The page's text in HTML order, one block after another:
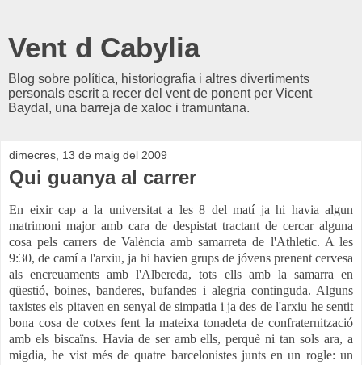
Vent d Cabylia
Blog sobre política, historiografia i altres divertiments
personals escrit a recer del vent de ponent per Vicent
Baydal, una barreja de xaloc i tramuntana.
dimecres, 13 de maig del 2009
Qui guanya al carrer
En eixir cap a la universitat a les 8 del matí ja hi havia algun
matrimoni major amb cara de despistat tractant de cercar alguna
cosa pels carrers de València amb samarreta de l'Athletic. A les
9:30, de camí a l'arxiu, ja hi havien grups de jóvens prenent cervesa
als encreuaments amb l'Albereda, tots ells amb la samarra en
qüestió, boines, banderes, bufandes i alegria continguda. Alguns
taxistes els pitaven en senyal de simpatia i ja des de l'arxiu he sentit
bona cosa de cotxes fent la mateixa tonadeta de confraternització
amb els biscaïns. Havia de ser amb ells, perquè ni tan sols ara, a
migdia, he vist més de quatre barcelonistes junts en un rogle: un